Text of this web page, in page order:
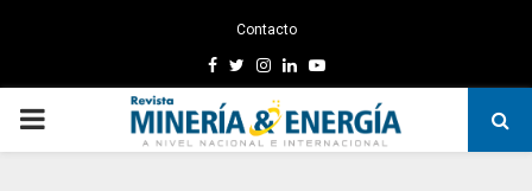
Contacto
Facebook
TwitterInstagram
LinkedinYoutube
PRIMARY